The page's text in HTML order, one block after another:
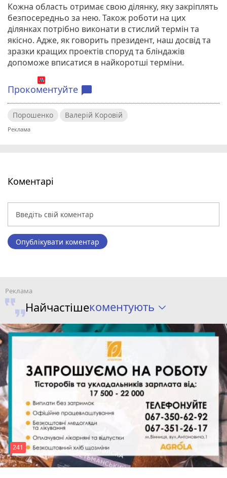
Кожна область отримає свою ділянку, яку закріплять
безпосередньо за нею. Також роботи на цих
ділянках потрібно виконати в стислий термін та
якісно. Адже, як говорить президент, наш досвід та
зразки кращих проектів споруд та бліндажів
допоможе вписатися в найкоротші терміни.
Прокоментуйте chat_bubble
Порошенко Валерій Коровій
Коментарі
Опублікувати коментар
Найчастішекоментують
241